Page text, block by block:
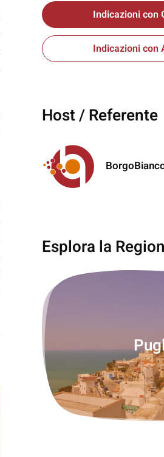
Indicazioni con
Indicazioni con
Host / Referente
Esplora la